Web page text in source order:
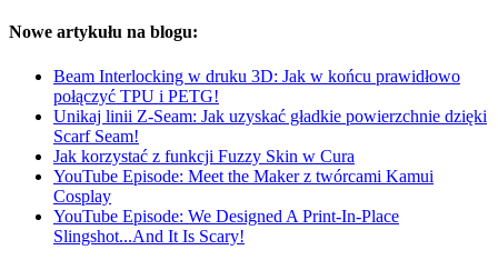
Nowe artykułu na blogu:
Beam Interlocking w druku 3D: Jak w końcu prawidłowo
połączyć TPU i PETG!
Unikaj linii Z-Seam: Jak uzyskać gładkie powierzchnie dzięki
Scarf Seam!
Jak korzystać z funkcji Fuzzy Skin w Cura
YouTube Episode: Meet the Maker z twórcami Kamui
Cosplay
YouTube Episode: We Designed A Print-In-Place
Slingshot...And It Is Scary!